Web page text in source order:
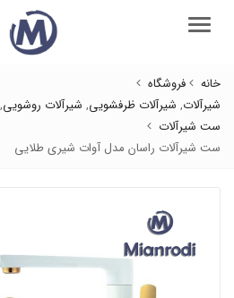
منو
خانه
فروشگاه
شیرآلات, شیرآلات ظرفشویی, شیرآلات روشویی,
ست شیرآلات
ست شیرآلات راسان مدل آوات شیری طلایی